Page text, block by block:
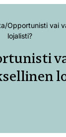
/Opportunisti vai
lojalisti?